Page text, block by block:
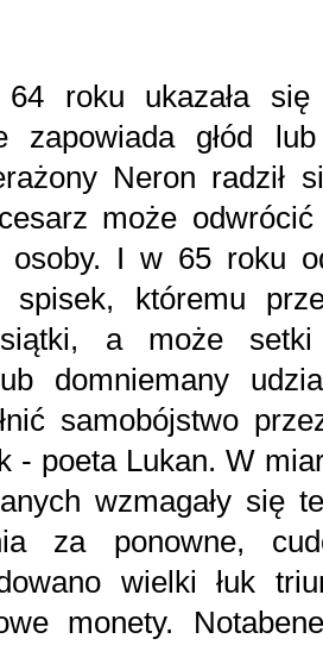
roku ukazała
zapowiada głód
Neron radził
może
osoby. I w 65 roku
spisek, któremu
a może setki
domniemany
samobójstwo
- poeta Lukan. W
wzmagały się
za ponowne,
wielki łuk
monety.